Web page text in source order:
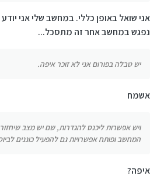
אני שואל באופן כללי. במחשב שלי אני
נפגש במחשב אחר זה מתסכל...
יש טבלה בפורום אני לא זוכר איפה.
אשמח
ויש אפשרות ליכנס להגדרות, שם יש מצב
המחשב ופותח אפשרויות גם להפעיל כוננים
איפה?